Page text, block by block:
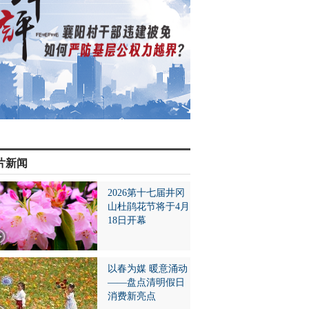
新闻
2026第十七届井冈
山杜鹃花节将于4月
18日开幕
以春为媒 暖意涌动
——盘点清明假日
消费新亮点